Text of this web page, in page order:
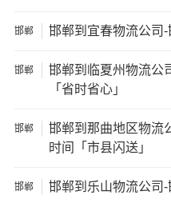
邯郸 邯郸到宜春物流公司
邯郸
邯郸到临夏州物流公
「省时省心」
邯郸
邯郸到那曲地区物流
时间「市县闪送」
邯郸 邯郸到乐山物流公司